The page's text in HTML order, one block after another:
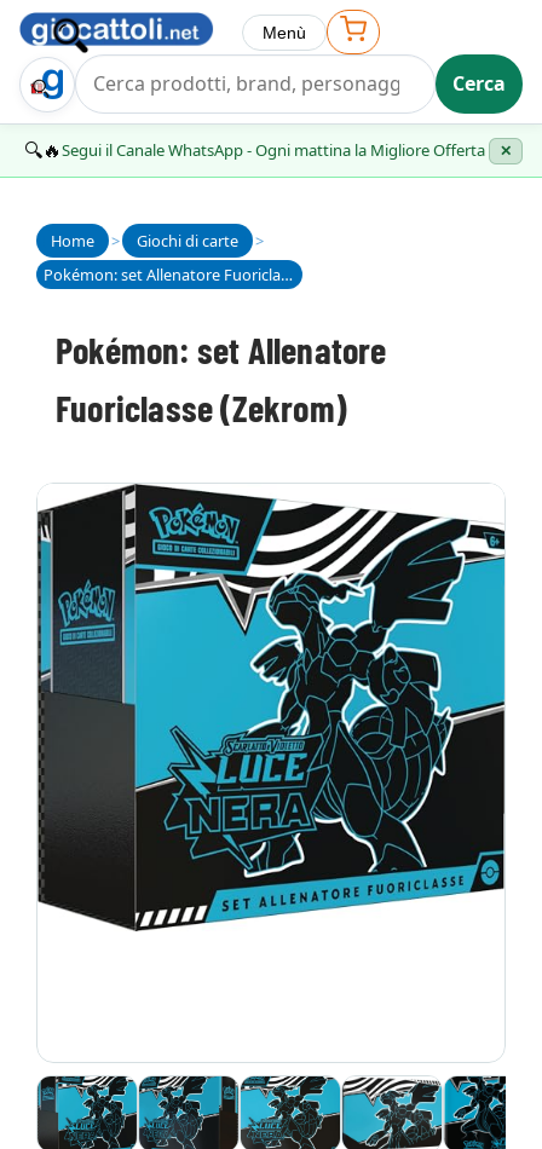
Trova Regalo Cerca
Menù
🔍🔥Segui il Canale WhatsApp - Ogni mattina la Migliore Offerta ✕
Home > Giochi di carte
>
Pokémon: set Allenatore Fuoriclasse (Zekrom)
Pokémon: set Allenatore
Fuoriclasse (Zekrom)